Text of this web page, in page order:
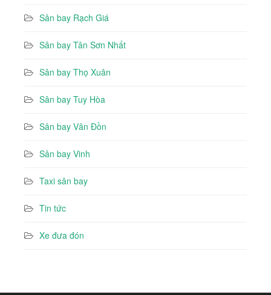
Sân bay Rạch Giá
Sân bay Tân Sơn Nhất
Sân bay Thọ Xuân
Sân bay Tuy Hòa
Sân bay Vân Đồn
Sân bay Vinh
Taxi sân bay
Tin tức
Xe đưa đón